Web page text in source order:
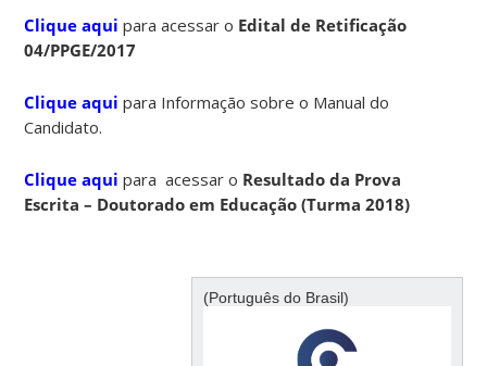
Clique aqui para acessar o Edital de Retificação
04/PPGE/2017
Clique aqui para Informação sobre o Manual do
Candidato.
Clique aqui para acessar o Resultado da Prova
Escrita – Doutorado em Educação (Turma 2018)
(Português do Brasil)